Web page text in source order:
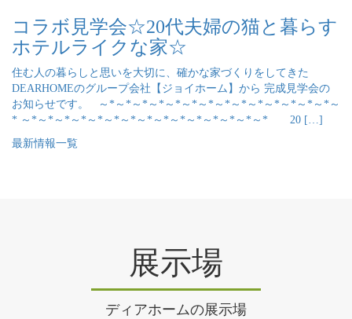
コラボ見学会☆20代夫婦の猫と暮らす
ホテルライクな家☆
住む人の暮らしと思いを大切に、確かな家づくりをしてきた
DEARHOMEのグループ会社【ジョイホーム】から 完成見学会の
お知らせです。 ～*～*～*～*～*～*～*～*～*～*～*～*～*～*～
* ～*～*～*～*～*～*～*～*～*～*～*～*～*～*～* 20 […]
最新情報一覧
展示場
ディアホームの展示場